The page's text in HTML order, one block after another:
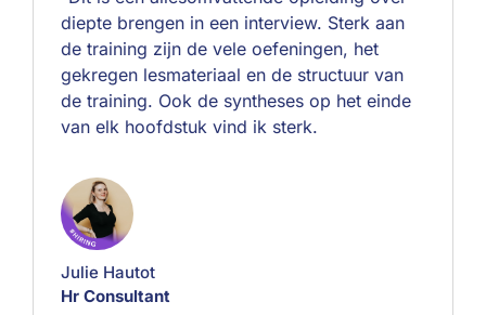
diepte brengen in een interview. Sterk aan
de training zijn de vele oefeningen, het
gekregen lesmateriaal en de structuur van
de training. Ook de syntheses op het einde
van elk hoofdstuk vind ik sterk.
Julie Hautot
Hr Consultant